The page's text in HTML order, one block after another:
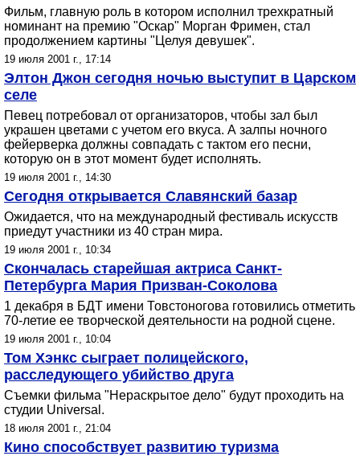
Фильм, главную роль в котором исполнил трехкратный
номинант на премию "Оскар" Морган Фримен, стал
продолжением картины "Целуя девушек".
19 июля 2001 г., 17:14
Элтон Джон сегодня ночью выступит в Царском
селе
Певец потребовал от организаторов, чтобы зал был
украшен цветами с учетом его вкуса. А залпы ночного
фейерверка должны совпадать с тактом его песни,
которую он в этот момент будет исполнять.
19 июля 2001 г., 14:30
Сегодня открывается Славянский базар
Ожидается, что на международный фестиваль искусств
приедут участники из 40 стран мира.
19 июля 2001 г., 10:34
Скончалась старейшая актриса Санкт-
Петербурга Мария Призван-Соколова
1 декабря в БДТ имени Товстоногова готовились отметить
70-летие ее творческой деятельности на родной сцене.
19 июля 2001 г., 10:04
Том Хэнкс сыграет полицейского,
расследующего убийство друга
Съемки фильма "Нераскрытое дело" будут проходить на
студии Universal.
18 июля 2001 г., 21:04
Кино способствует развитию туризма